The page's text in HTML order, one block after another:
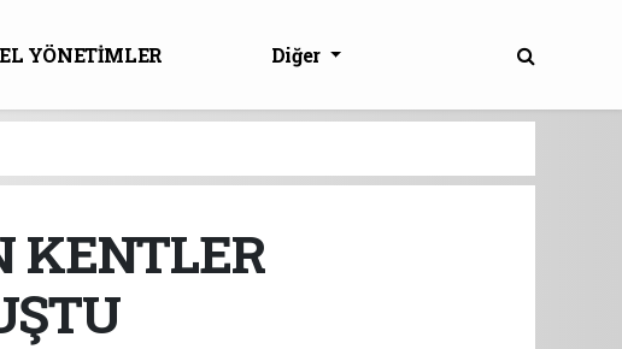
YÖNETİMLER
Diğer
KENTLER